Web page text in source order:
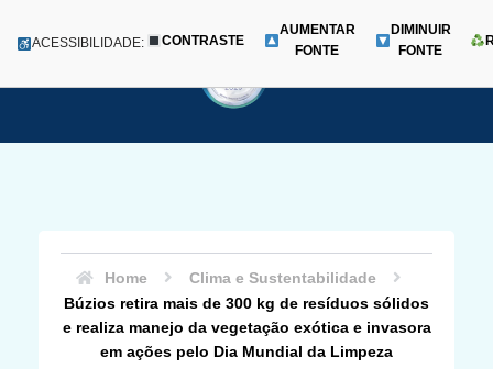
para
Menu
ACESSIBILIDADE: CONTRASTE
AUMENTAR
FONTE
DIMINUIR
FONTE
Home
Clima e Sustentabilidade
Búzios retira mais de 300 kg de resíduos sólidos
e realiza manejo da vegetação exótica e invasora
em ações pelo Dia Mundial da Limpeza